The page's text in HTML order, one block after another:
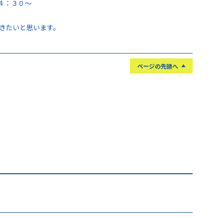
３０～
いと思います。
ページの先頭へ